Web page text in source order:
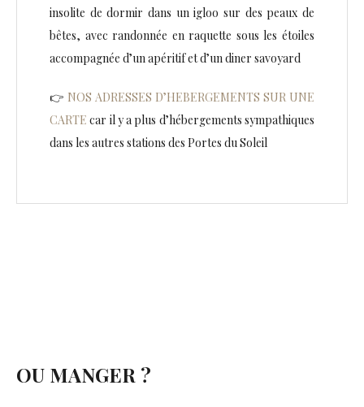
insolite de dormir dans un igloo sur des peaux de
bêtes, avec randonnée en raquette sous les étoiles
accompagnée d’un apéritif et d’un diner savoyard
👉 NOS ADRESSES D’HEBERGEMENTS SUR UNE
CARTE car il y a plus d’hébergements sympathiques
dans les autres stations des Portes du Soleil
OU MANGER ?